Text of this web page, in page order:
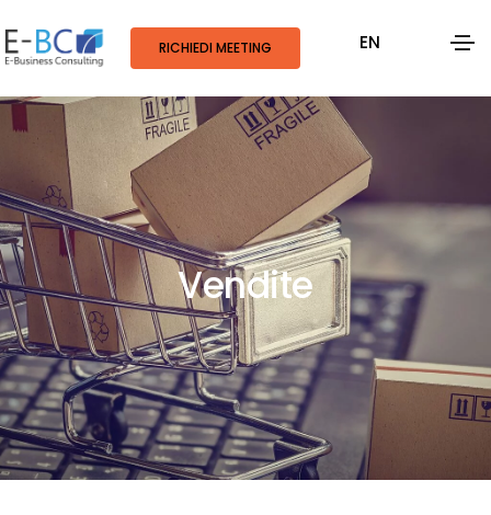
RICHIEDI MEETING EN
Vendite